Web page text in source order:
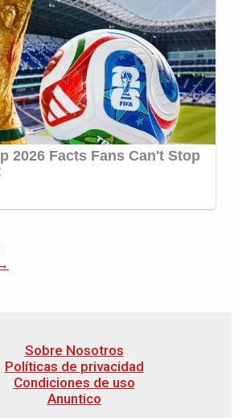
Sobre Nosotros
Políticas de privacidad
Condiciones de uso
Anuntico